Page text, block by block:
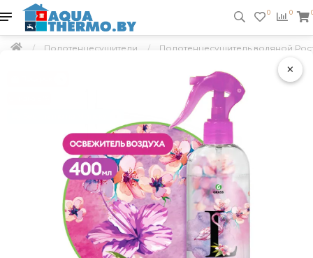
×
0 0
Полотенцесушители Полотенцесушитель водяной